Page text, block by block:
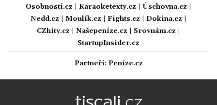
Osobnosti.cz
Karaoketexty.cz Úschovna.cz
Nedd.cz
Moulík.cz Fights.cz Dokina.cz
CZhity.cz
Našepeníze.cz Srovnám.cz
StartupInsider.cz
Partneři: Peníze.cz